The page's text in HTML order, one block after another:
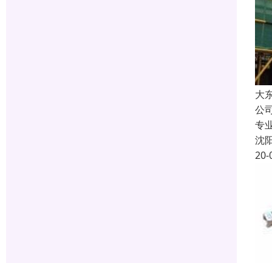
大
公
专
沈
20-